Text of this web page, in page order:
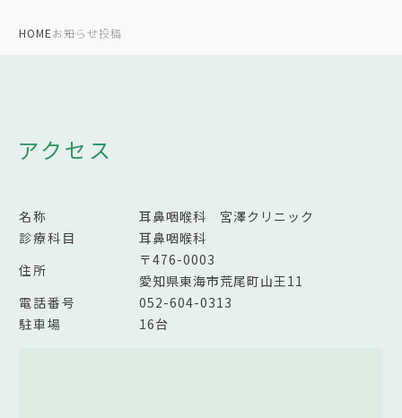
HOMEお知らせ投稿
アクセス
名称
耳鼻咽喉科 宮澤クリニック
診療科目
耳鼻咽喉科
住所
〒476-0003
愛知県東海市荒尾町山王11
電話番号
052-604-0313
駐車場
16台